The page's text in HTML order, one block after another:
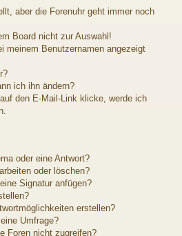
aber die Forenuhr geht immer noch
Board nicht zur Auswahl!
meinem Benutzernamen angezeigt
ich ihn ändern?
den E-Mail-Link klicke, werde ich
oder eine Antwort?
oder löschen?
Signatur anfügen?
erstellen?
Umfrage?
Foren nicht zugreifen?